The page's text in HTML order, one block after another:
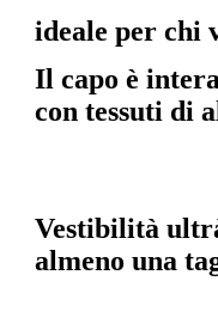
ideale per chi
Il capo è
con tessuti di
Vestibilità
almeno una